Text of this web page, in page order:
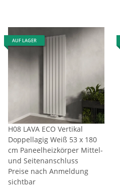
AUF LAGER
H08 LAVA ECO Vertikal
Doppellagig Weiß 53 x 180
cm Paneelheizkörper Mittel-
und Seitenanschluss
Preise nach Anmeldung
sichtbar